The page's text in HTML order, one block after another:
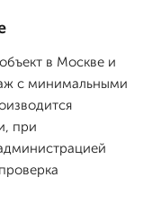
в Москве и
с минимальными
при